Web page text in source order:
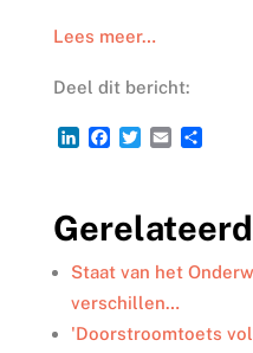
Lees meer…
Deel dit bericht:
L
e
d
I
n
F
b
o
o
k
T
t
e
r
E
l
D
n
Staat van het
verschillen…
'Doorstroomtoets